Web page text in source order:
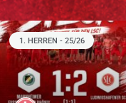
1. HERREN - 25/26